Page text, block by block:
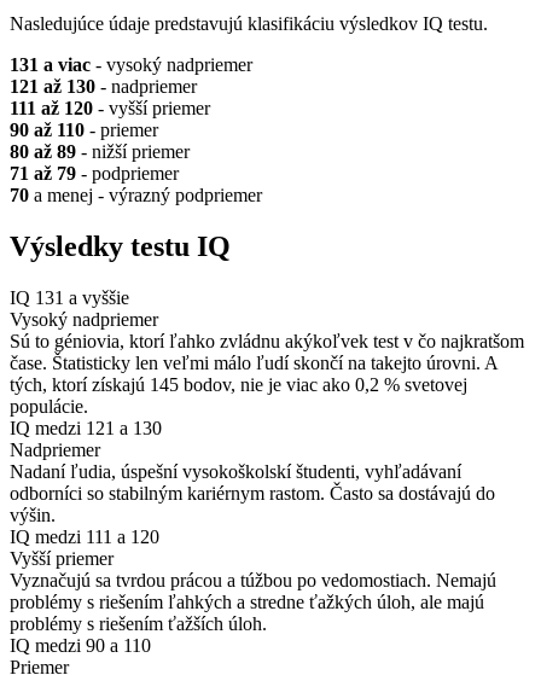
Nasledujúce údaje predstavujú klasifikáciu výsledkov IQ testu.
131 a viac - vysoký nadpriemer
121 až 130 - nadpriemer
111 až 120 - vyšší priemer
90 až 110 - priemer
80 až 89 - nižší priemer
71 až 79 - podpriemer
70 a menej - výrazný podpriemer
Výsledky testu IQ
IQ 131 a vyššie
Vysoký nadpriemer
Sú to géniovia, ktorí ľahko zvládnu akýkoľvek test v čo najkratšom
čase. Štatisticky len veľmi málo ľudí skončí na takejto úrovni. A
tých, ktorí získajú 145 bodov, nie je viac ako 0,2 % svetovej
populácie.
IQ medzi 121 a 130
Nadpriemer
Nadaní ľudia, úspešní vysokoškolskí študenti, vyhľadávaní
odborníci so stabilným kariérnym rastom. Často sa dostávajú do
výšin.
IQ medzi 111 a 120
Vyšší priemer
Vyznačujú sa tvrdou prácou a túžbou po vedomostiach. Nemajú
problémy s riešením ľahkých a stredne ťažkých úloh, ale majú
problémy s riešením ťažších úloh.
IQ medzi 90 a 110
Priemer